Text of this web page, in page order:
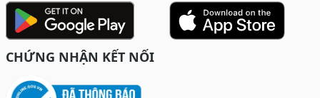
CHỨNG NHẬN KẾT NỐI